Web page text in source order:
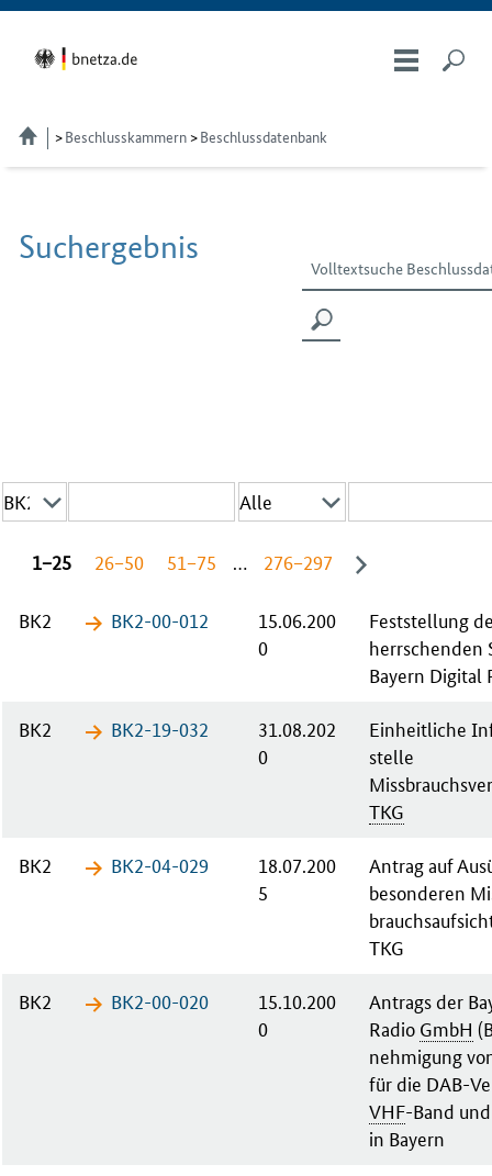
Beschlusskammern Beschlussdatenbank
Suchergebnis
1−25 26−50 51−75 … 276−297
BK2 BK2-00-​012
15.06.200
0
Fest­stel­lung
herr­schen­den
Bay­ern Di­gi­tal
BK2 BK2-19-​032
31.08.202
0
Einheitliche
stelle
TKG
BK2 BK2-04-​029
18.07.200
5
An­trag auf
be­son­de­ren
TKG
BK2 BK2-00-​020
15.10.200
0
An­trags der
Ra­dio GmbH
neh­mi­gung
für die DAB-
VHF-Band
in Bay­ern